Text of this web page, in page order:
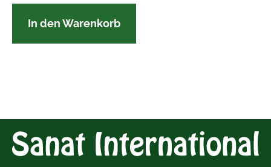
In den Warenkorb